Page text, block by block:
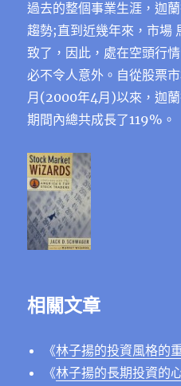
過去的整個事業生涯，迦
趨勢;直到近幾年來，市場
致了，因此，處在空頭行
必不令人意外。自從股票
月(2000年4月)以來，迦
期間內總共成長了119%。
相關文章
《林子揚的投資風格的
《林子揚的長期投資的